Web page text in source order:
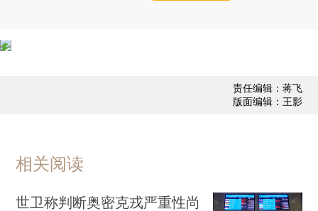
责任编辑：蒋飞
版面编辑：王影
相关阅读
世卫称判断奥密克戎严重性尚